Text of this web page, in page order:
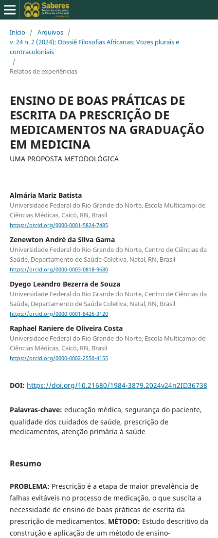
Início / Arquivos /
v. 24 n. 2 (2024): Dossiê Filosofias Africanas: Vozes plurais e
contracoloniais
/
Relatos de experiências
ENSINO DE BOAS PRÁTICAS DE
ESCRITA DA PRESCRIÇÃO DE
MEDICAMENTOS NA GRADUAÇÃO
EM MEDICINA
UMA PROPOSTA METODOLÓGICA
Almária Mariz Batista
Universidade Federal do Rio Grande do Norte, Escola Multicampi de
Ciências Médicas, Caicó, RN, Brasil
https://orcid.org/0000-0001-5824-7485
Zenewton André da Silva Gama
Universidade Federal do Rio Grande do Norte, Centro de Ciências da
Saúde, Departamento de Saúde Coletiva, Natal, RN, Brasil
https://orcid.org/0000-0003-0818-9680
Dyego Leandro Bezerra de Souza
Universidade Federal do Rio Grande do Norte, Centro de Ciências da
Saúde, Departamento de Saúde Coletiva, Natal, RN, Brasil
https://orcid.org/0000-0001-8426-3120
Raphael Raniere de Oliveira Costa
Universidade Federal do Rio Grande do Norte, Escola Multicampi de
Ciências Médicas, Caicó, RN, Brasil
https://orcid.org/0000-0002-2550-4155
DOI: https://doi.org/10.21680/1984-3879.2024v24n2ID36738
Palavras-chave: educação médica, segurança do paciente,
qualidade dos cuidados de saúde, prescrição de
medicamentos, atenção primária à saúde
Resumo
PROBLEMA: Prescrição é a etapa de maior prevalência de
falhas evitáveis no processo de medicação, o que suscita a
necessidade de ensino de boas práticas de escrita da
prescrição de medicamentos. MÉTODO: Estudo descritivo da
construção e aplicação de um método de ensino-